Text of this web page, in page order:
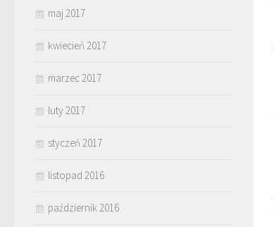
maj 2017
kwiecień 2017
marzec 2017
luty 2017
styczeń 2017
listopad 2016
październik 2016